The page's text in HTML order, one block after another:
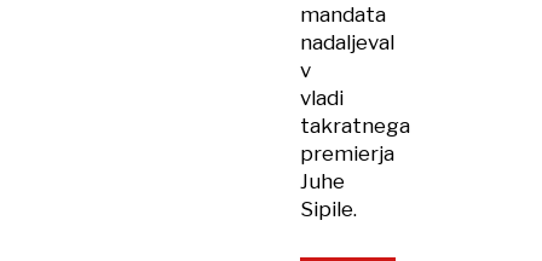
mandata
nadaljeval
v
vladi
takratnega
premierja
Juhe
Sipile.